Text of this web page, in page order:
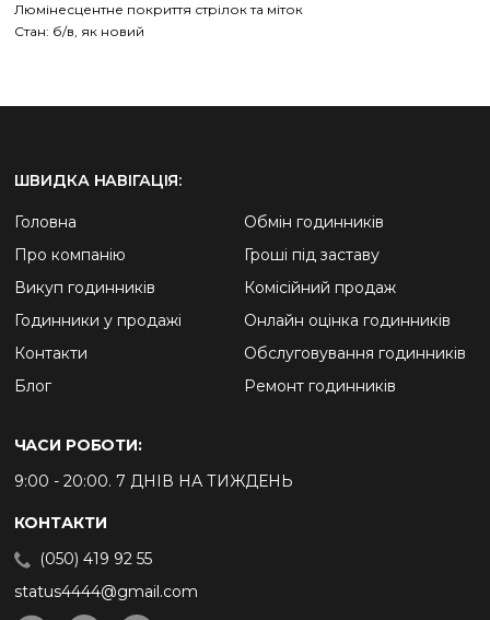
Люмінесцентне покриття стрілок та міток
Стан: б/в, як новий
ШВИДКА НАВІГАЦІЯ:
Головна
Про компанію
Викуп годинників
Годинники у продажі
Контакти
Блог
Обмін годинників
Гроші під заставу
Комісійний продаж
Онлайн оцінка годинників
Обслуговування годинників
Ремонт годинників
ЧАСИ РОБОТИ:
9:00 - 20:00. 7 ДНІВ НА ТИЖДЕНЬ
КОНТАКТИ
(050) 419 92 55
status4444@gmail.com